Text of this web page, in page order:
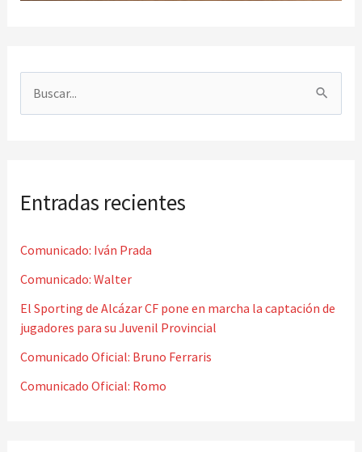
a
p
o
r
:
Entradas recientes
Comunicado: Iván Prada
Comunicado: Walter
El Sporting de Alcázar CF pone en marcha la captación de
jugadores para su Juvenil Provincial
Comunicado Oficial: Bruno Ferraris
Comunicado Oficial: Romo